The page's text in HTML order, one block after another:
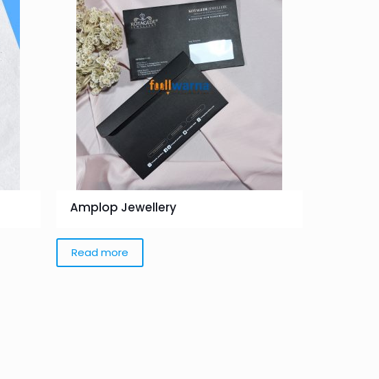
Amplop Jewellery
Read more